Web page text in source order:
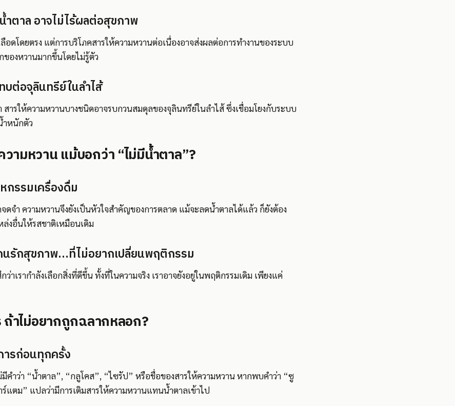
ตาล อาจไม่ไร้ผลต่อสุขภาพ
อดโดยตรง แต่การบริโภคสารให้ความหวานต่อเนื่องอาจส่งผลต่อการทำงานของระบบ
ของหวานมากขึ้นโดยไม่รู้ตัว
ต่อจุลินทรีย์ในลำไส้
ารให้ความหวานบางชนิดอาจรบกวนสมดุลของจุลินทรีย์ในลำไส้ ซึ่งเชื่อมโยงกับระบบ
หนักตัว
วามหวาน แม้บอกว่า “ไม่มีน้ำตาล”?
กรรมเครื่องดื่ม
ดจำ ความหวานจึงยังเป็นหัวใจสำคัญของการตลาด แม้จะลดน้ำตาลได้แล้ว ก็ยังต้อง
งอื่นให้รสชาติเหมือนเดิม
นรักสุขภาพ…ที่ไม่อยากเปลี่ยนพฤติกรรม
ว่าเรากำลังเลือกสิ่งที่ดีขึ้น ทั้งที่ในความจริง เราอาจยังอยู่ในพฤติกรรมเดิม เพียงแค่
ถ้าไม่อยากถูกฉลากหลอก?
ารก่อนทุกครั้ง
คำว่า “น้ำตาล”, “กลูโคส”, “ไซรัป” หรือชื่อของสารให้ความหวาน หากพบคำว่า “ซู
แตม” แปลว่ามีการเติมสารให้ความหวานแทนน้ำตาลเข้าไป